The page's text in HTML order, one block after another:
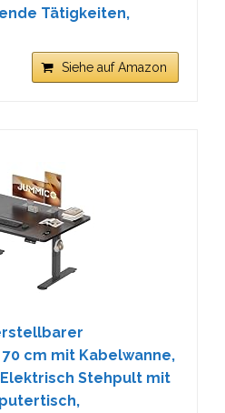
Tätigkeiten,
Siehe auf Amazon
cm mit Kabelwanne,
Stehpult mit